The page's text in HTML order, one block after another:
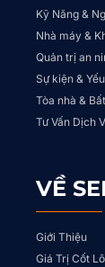
Kỹ Năng &
Nhà máy &
Quản trị an
Sự kiện &
Tòa nhà &
Tư Vấn Dịch
VỀ
Giới Thiệu
Giá Trị Cốt